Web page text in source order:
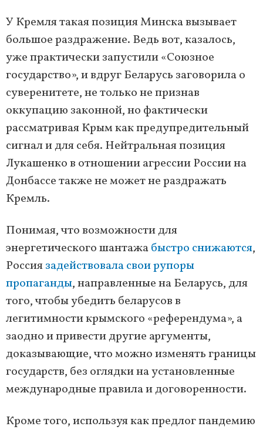
У Кремля такая позиция Минска вызывает
большое раздражение. Ведь вот, казалось,
уже практически запустили «Союзное
государство», и вдруг Беларусь заговорила о
суверенитете, не только не признав
оккупацию законной, но фактически
рассматривая Крым как предупредительный
сигнал и для себя. Нейтральная позиция
Лукашенко в отношении агрессии России на
Донбассе также не может не раздражать
Кремль.
Понимая, что возможности для
энергетического шантажабыстро снижаются,
Россиязадействовала свои рупоры
пропаганды, направленные на Беларусь, для
того, чтобы убедить беларусов в
легитимности крымского «референдума», а
заодно и привести другие аргументы,
доказывающие, что можно изменять границы
государств, без оглядки на установленные
международные правила и договоренности.
Кроме того, используя как предлог пандемию